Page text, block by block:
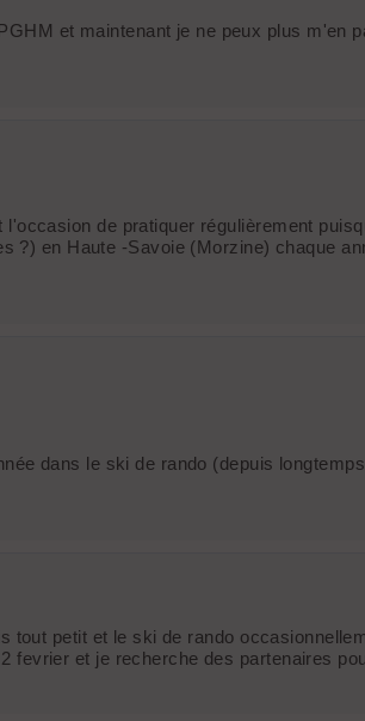
et maintenant je ne peux plus m'en
de pratiquer régulièrement
en Haute -Savoie (Morzine) chaque
dans le ski de rando (depuis
petit et le ski de rando
fevrier et je recherche des partenaires